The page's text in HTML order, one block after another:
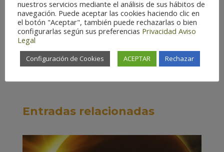
Entradas relacionadas
nuestros servicios mediante el análisis de sus hábitos de
navegación. Puede aceptar las cookies haciendo clic en
el botón "Aceptar", también puede rechazarlas o bien
configurarlas según sus preferencias Privacidad Aviso
Legal
Configuración de Cookies ACEPTAR Rechazar